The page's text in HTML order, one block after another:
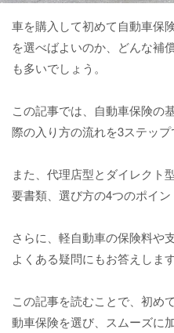
車を購入して初めて自動車保
を選べばよいのか、どんな補
も多いでしょう。
この記事では、自動車保険の
際の入り方の流れを3ステップ
また、代理店型とダイレクト
要書類、選び方の4つのポイン
さらに、軽自動車の保険料や
よくある疑問にもお答えします
この記事を読むことで、初め
動車保険を選び、スムーズに